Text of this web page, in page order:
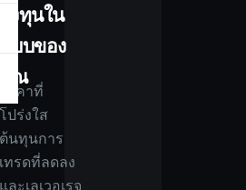
ลงทุนใน
แบบของ
คุณ
ราคาที่
โปร่งใส
ต้นทุนการ
เทรดที่ลดลง
และเลเวอเรจ